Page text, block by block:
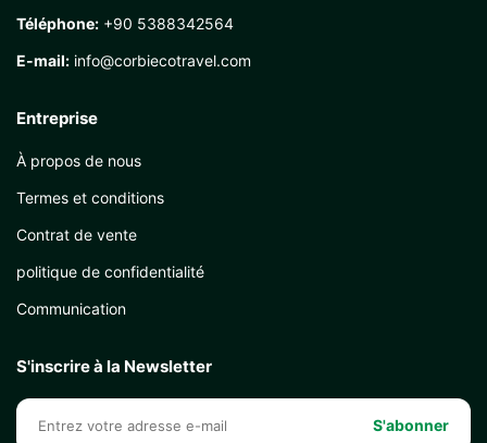
Téléphone: +90 5388342564
E-mail: info@corbiecotravel.com
Entreprise
À propos de nous
Termes et conditions
Contrat de vente
politique de confidentialité
Communication
S'inscrire à la Newsletter
S'abonner